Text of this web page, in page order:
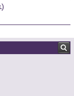
Chocolate